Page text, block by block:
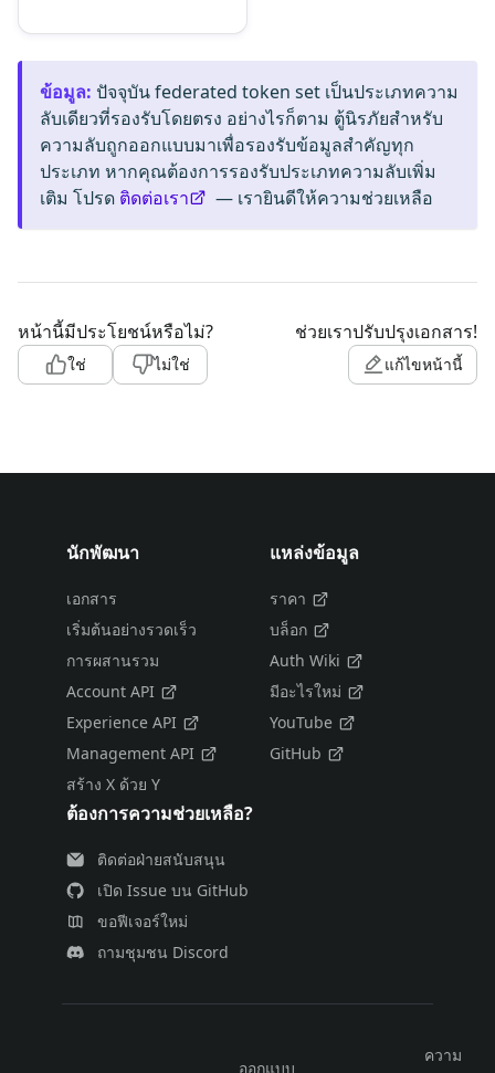
ข้อมูล: ปัจจุบัน federated token set เป็นประเภทความ
ลับเดียวที่รองรับโดยตรง อย่างไรก็ตาม ตู้นิรภัยสำหรับ
ความลับถูกออกแบบมาเพื่อรองรับข้อมูลสำคัญทุก
ประเภท หากคุณต้องการรองรับประเภทความลับเพิ่ม
เติม โปรด ติดต่อเรา — เรายินดีให้ความช่วยเหลือ
หน้านี้มีประโยชน์หรือไม่?
ใช่ ไม่ใช่
ช่วยเราปรับปรุงเอกสาร!
แก้ไขหน้านี้
นักพัฒนา
เอกสาร
เริ่มต้นอย่างรวดเร็ว
การผสานรวม
Account API
Experience API
Management API
สร้าง X ด้วย Y
แหล่งข้อมูล
ราคา
บล็อก
Auth Wiki
มีอะไรใหม่
YouTube
GitHub
ต้องการความช่วยเหลือ?
ติดต่อฝ่ายสนับสนุน
เปิด Issue บน GitHub
ขอฟีเจอร์ใหม่
ถามชุมชน Discord
ออกแบบ
ความ